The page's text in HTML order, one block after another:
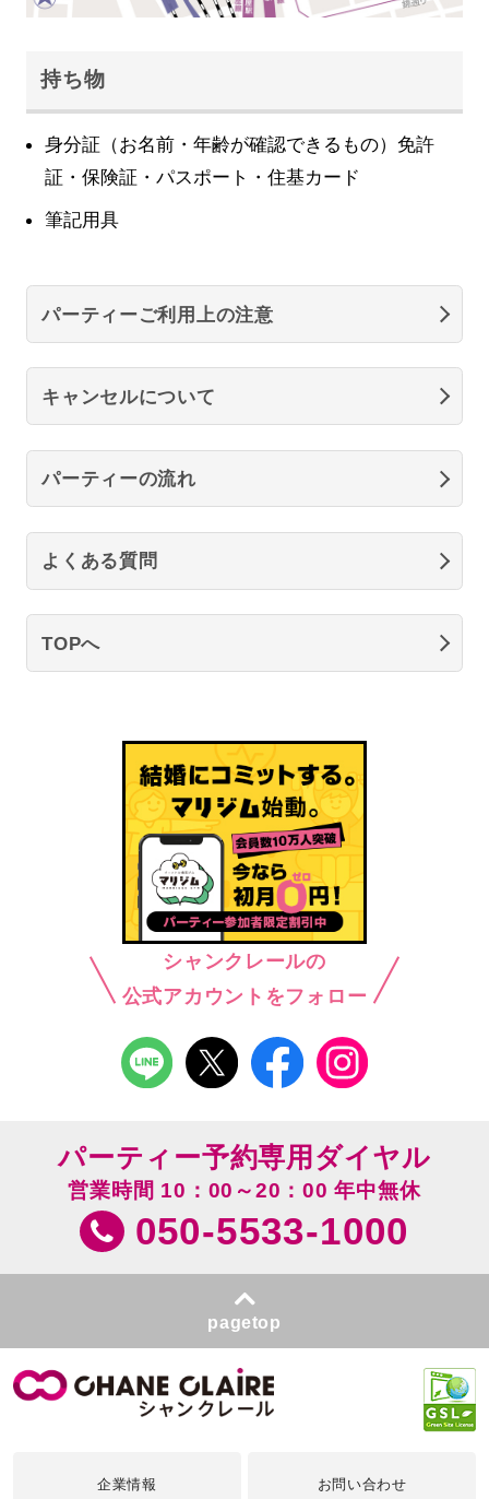
持ち物
身分証（お名前・年齢が確認できるもの）免許
証・保険証・パスポート・住基カード
筆記用具
パーティーご利用上の注意
キャンセルについて
パーティーの流れ
よくある質問
TOPへ
シャンクレールの
公式アカウントをフォロー
パーティー予約専用ダイヤル
営業時間 10：00～20：00 年中無休
050-5533-1000
pagetop
企業情報 お問い合わせ